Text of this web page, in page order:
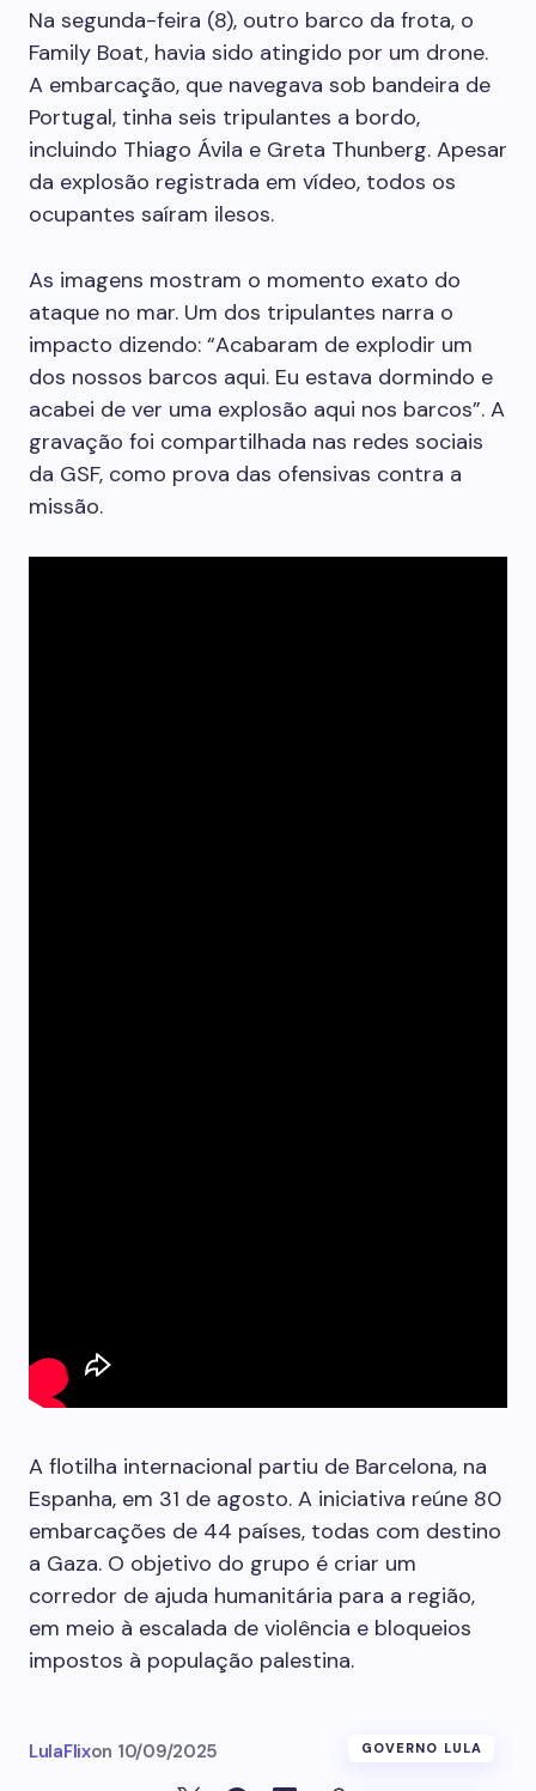
Na segunda-feira (8), outro barco da frota, o
Family Boat, havia sido atingido por um drone.
A embarcação, que navegava sob bandeira de
Portugal, tinha seis tripulantes a bordo,
incluindo Thiago Ávila e Greta Thunberg. Apesar
da explosão registrada em vídeo, todos os
ocupantes saíram ilesos.
As imagens mostram o momento exato do
ataque no mar. Um dos tripulantes narra o
impacto dizendo: “Acabaram de explodir um
dos nossos barcos aqui. Eu estava dormindo e
acabei de ver uma explosão aqui nos barcos”. A
gravação foi compartilhada nas redes sociais
da GSF, como prova das ofensivas contra a
missão.
A flotilha internacional partiu de Barcelona, na
Espanha, em 31 de agosto. A iniciativa reúne 80
embarcações de 44 países, todas com destino
a Gaza. O objetivo do grupo é criar um
corredor de ajuda humanitária para a região,
em meio à escalada de violência e bloqueios
impostos à população palestina.
LulaFlixon 10/09/2025 GOVERNO LULA